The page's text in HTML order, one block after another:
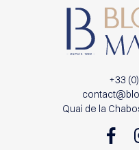
+33
Quai de la